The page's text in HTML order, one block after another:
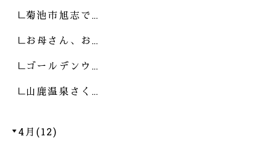
菊池市旭志で…
お母さん、お…
ゴールデンウ…
山鹿温泉さく…
4月(12)